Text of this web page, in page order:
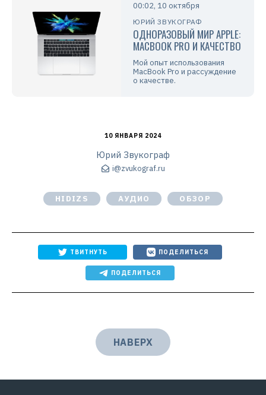
00:02, 10 октября
ЮРИЙ ЗВУКОГРАФ
ОДНОРАЗОВЫЙ МИР APPLE:
MACBOOK PRO И КАЧЕСТВО
Мой опыт использования
MacBook Pro и рассуждение
о качестве.
10 ЯНВАРЯ 2024
Юрий Звукограф
i@zvukograf.ru
HIDIZS АУДИО ОБЗОР
ТВИТНУТЬ ПОДЕЛИТЬСЯ
ПОДЕЛИТЬСЯ
НАВЕРХ